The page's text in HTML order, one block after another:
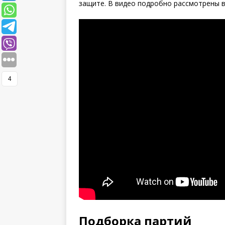
защите. В видео подробно рассмотрены
Подборка партий
4